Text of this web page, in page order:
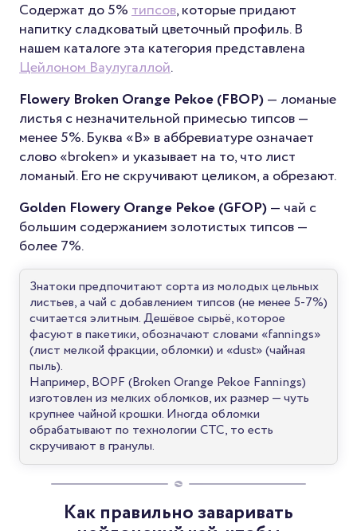
Содержат до 5%типсов, которые придают
напитку сладковатый цветочный профиль. В
нашем каталоге эта категория представлена
Цейлоном Ваулугаллой.
Flowery Broken Orange Pekoe (FBOP)— ломаные
листья с незначительной примесью типсов —
менее 5%. Буква «B» в аббревиатуре означает
слово «broken» и указывает на то, что лист
ломаный. Его не скручивают целиком, а обрезают.
Golden Flowery Orange Pekoe (GFOP)— чай с
большим содержанием золотистых типсов —
более 7%.
Знатоки предпочитают сорта из молодых цельных
листьев, а чай с добавлением типсов (не менее 5-7%)
считается элитным. Дешёвое сырьё, которое
фасуют в пакетики, обозначают словами «fannings»
(лист мелкой фракции, обломки) и «dust» (чайная
пыль).
Например, BOPF (Broken Orange Pekoe Fannings)
изготовлен из мелких обломков, их размер — чуть
крупнее чайной крошки. Иногда обломки
обрабатывают по технологии СТС, то есть
скручивают в гранулы.
Как правильно заваривать